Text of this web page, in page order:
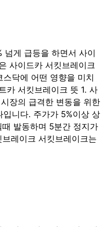
넘게 급등을 하면서 사이
사이드카 서킷브레이크
닥에 어떤 영향을 미치
카 서킷브레이크 뜻 1. 사
장의 급격한 변동을 위한
니다. 주가가 5%이상 상
발동하며 5분간 정지가
레이크 서킷브레이크는